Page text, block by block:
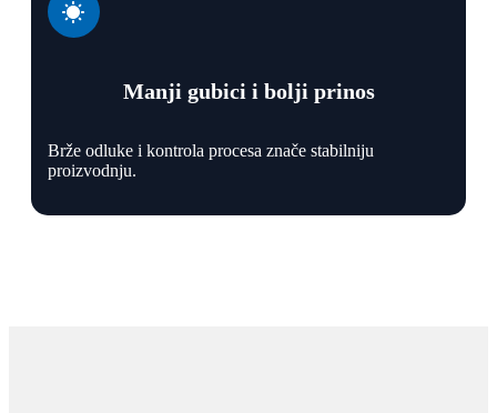
Manji gubici i bolji prinos
Brže odluke i kontrola procesa znače stabilniju
proizvodnju.